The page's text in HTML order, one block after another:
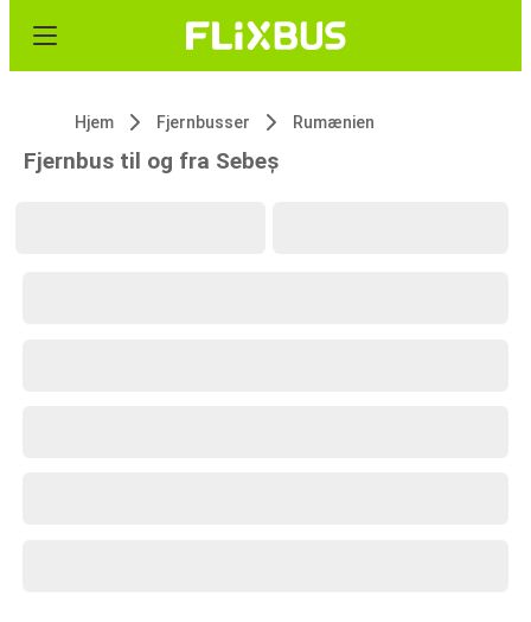
Hjem Fjernbusser Rumænien
Fjernbus til og fra Sebeș